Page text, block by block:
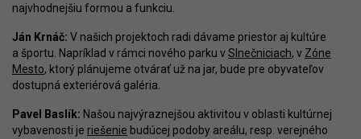
najvhodnejšiu formou a funkciu.
Ján Krnáč: V našich projektoch radi dávame priestor aj kultúre
a športu. Napríklad v rámci nového parku vSlnečniciach, v Zóne
Mesto, ktorý plánujeme otvárať už na jar, bude pre obyvateľov
dostupná exteriérová galéria.
Pavel Baslík: Našou najvýraznejšou aktivitou v oblasti kultúrnej
vybavenosti je riešenie budúcej podoby areálu, resp. verejného